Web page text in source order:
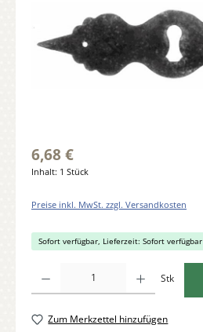
6,68 €
Inhalt: 1 Stück
Preise inkl. MwSt. zzgl. Versandkosten
Sofort verfügbar, Lieferzeit: Sofort verfügbar
Stk
Zum Merkzettel hinzufügen